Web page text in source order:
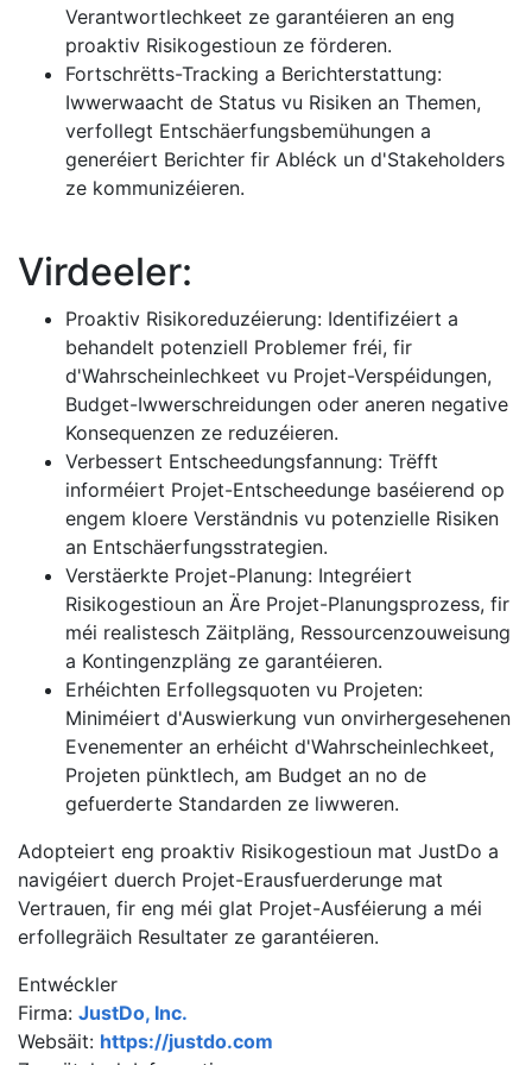
Verantwortlechkeet ze garantéieren an eng
proaktiv Risikogestioun ze förderen.
Fortschrëtts-Tracking a Berichterstattung:
Iwwerwaacht de Status vu Risiken an Themen,
verfollegt Entschäerfungsbemühungen a
generéiert Berichter fir Abléck un d'Stakeholders
ze kommunizéieren.
Virdeeler:
Proaktiv Risikoreduzéierung: Identifizéiert a
behandelt potenziell Problemer fréi, fir
d'Wahrscheinlechkeet vu Projet-Verspéidungen,
Budget-Iwwerschreidungen oder aneren negative
Konsequenzen ze reduzéieren.
Verbessert Entscheedungsfannung: Trëfft
informéiert Projet-Entscheedunge baséierend op
engem kloere Verständnis vu potenzielle Risiken
an Entschäerfungsstrategien.
Verstäerkte Projet-Planung: Integréiert
Risikogestioun an Äre Projet-Planungsprozess, fir
méi realistesch Zäitpläng, Ressourcenzouweisung
a Kontingenzpläng ze garantéieren.
Erhéichten Erfollegsquoten vu Projeten:
Miniméiert d'Auswierkung vun onvirhergesehenen
Evenementer an erhéicht d'Wahrscheinlechkeet,
Projeten pünktlech, am Budget an no de
gefuerderte Standarden ze liwweren.
Adopteiert eng proaktiv Risikogestioun mat JustDo a
navigéiert duerch Projet-Erausfuerderunge mat
Vertrauen, fir eng méi glat Projet-Ausféierung a méi
erfollegräich Resultater ze garantéieren.
Entwéckler
Firma: JustDo, Inc.
Websäit: https://justdo.com